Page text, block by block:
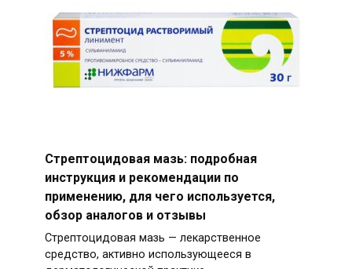
Стрептоцидовая мазь: подробная
инструкция и рекомендации по
применению, для чего используется,
обзор аналогов и отзывы
Стрептоцидовая мазь — лекарственное
средство, активно использующееся в